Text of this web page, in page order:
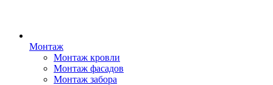
Монтаж
Монтаж кровли
Монтаж фасадов
Монтаж забора